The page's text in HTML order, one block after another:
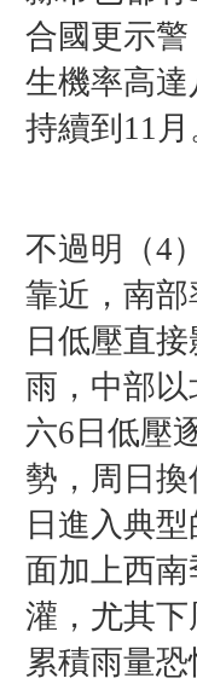
合國更示
生機率高
持續到11月
不過明（4
靠近，南
日低壓直
雨，中部
六6日低壓
勢，周日
日進入典
面加上西
灌，尤其下
累積雨量